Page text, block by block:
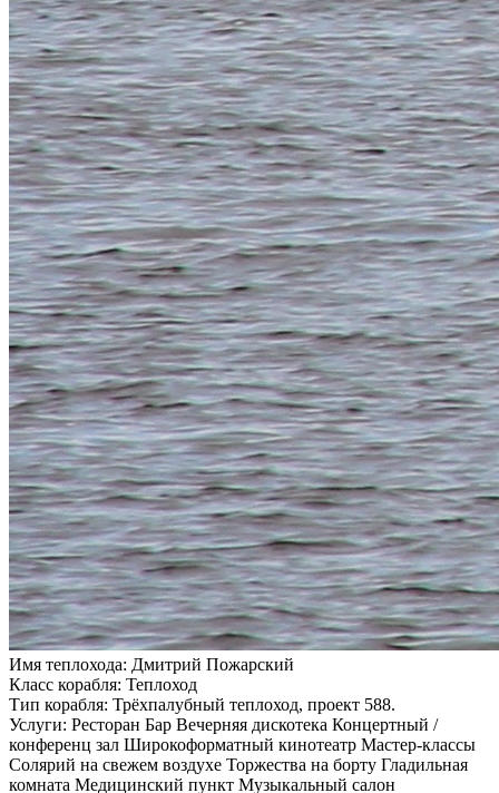
Имя теплохода: Дмитрий Пожарский
Класс корабля: Теплоход
Тип корабля: Трёхпалубный теплоход, проект 588.
Услуги: Ресторан Бар Вечерняя дискотека Концертный /
конференц зал Широкоформатный кинотеатр Мастер-классы
Солярий на свежем воздухе Торжества на борту Гладильная
комната Медицинский пункт Музыкальный салон